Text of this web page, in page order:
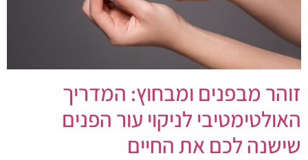
זוהר מבפנים ומבחוץ: המדריך
האולטימטיבי לניקוי עור הפנים
שישנה לכם את החיים